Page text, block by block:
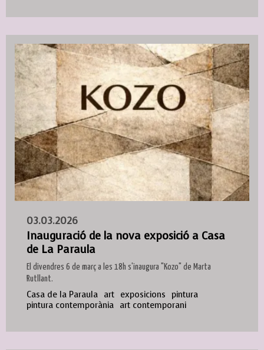
03.03.2026
Inauguració de la nova exposició a Casa
de La Paraula
El divendres 6 de març a les 18h s'inaugura "Kozo" de Marta
Rutllant.
Casa de la Paraula art exposicions pintura
pintura contemporània art contemporani